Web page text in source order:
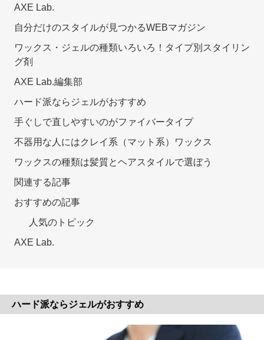
AXE Lab.
自分だけのスタイルが見つかるWEBマガジン
ワックス・ジェルの種類いろいろ！タイプ別スタイリン
グ剤
AXE Lab.編集部
ハード派ならジェルがおすすめ
手ぐしで直しやすいのがファイバータイプ
不器用な人にはクレイ系（マット系）ワックス
ワックスの種類は髪質とヘアスタイルで選ぼう
関連する記事
おすすめの記事
人気のトピック
AXE Lab.
ハード派ならジェルがおすすめ